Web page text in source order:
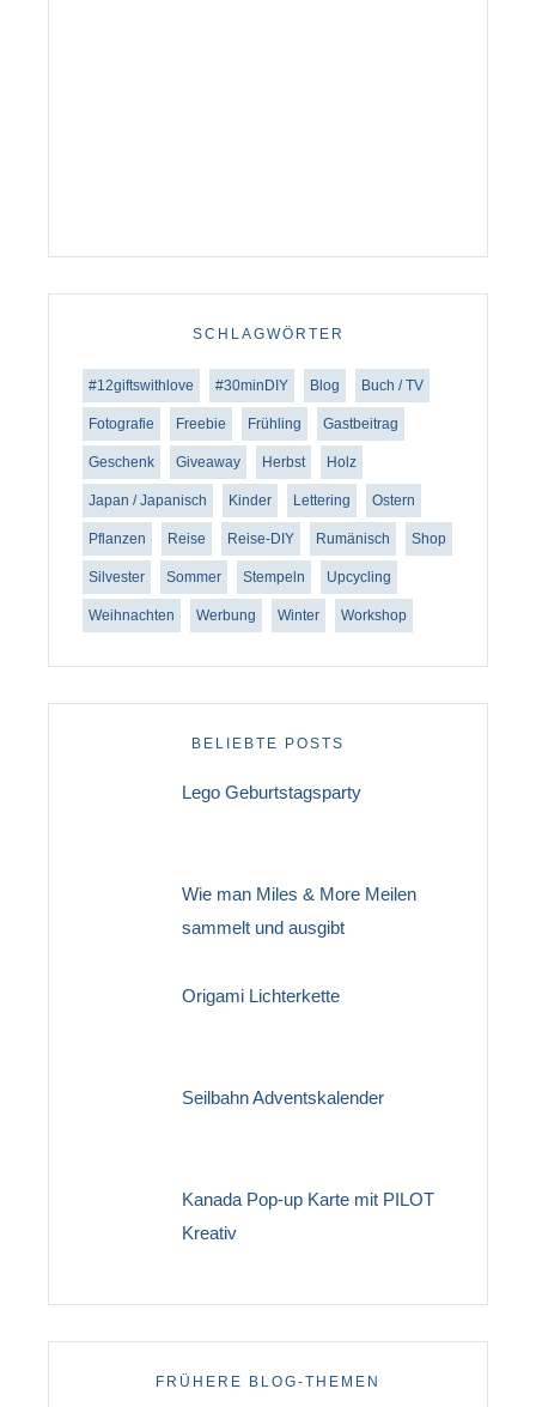
SCHLAGWÖRTER
#12giftswithlove #30minDIY Blog Buch / TV
Fotografie Freebie Frühling Gastbeitrag
Geschenk Giveaway Herbst Holz
Japan / Japanisch Kinder Lettering Ostern
Pflanzen Reise Reise-DIY Rumänisch Shop
Silvester Sommer Stempeln Upcycling
Weihnachten Werbung Winter Workshop
BELIEBTE POSTS
Lego Geburtstagsparty
Wie man Miles & More Meilen
sammelt und ausgibt
Origami Lichterkette
Seilbahn Adventskalender
Kanada Pop-up Karte mit PILOT
Kreativ
FRÜHERE BLOG-THEMEN